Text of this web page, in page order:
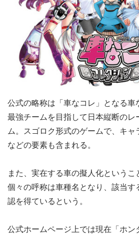
公式の略称は「車なコレ」となる車
最強チームを目指して日本縦断のレ
ム。スゴロク形式のゲームで、キ
などの要素も含まれる。
また、実在する車の擬人化という
個々の呼称は車種名となり、該当す
認を得ているという。
公式ホームページ上では現在「ホン